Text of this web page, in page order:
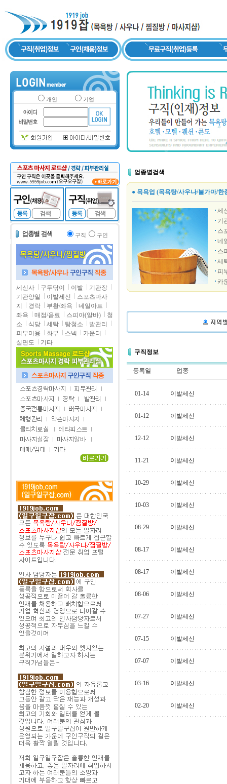
개인 기업
구직 구인
세신사 구두닦이 이발
기관장
기관양일
이발세신
스포츠마사
지
경락 부황/좌욕
네일아트
좌욕
매점/음료 스피아(알바)
청
소
식당 세탁 탕청소
발관리
피부미용
화부 스넥
카운터
실면도
기타
업종별검색
● 목욕업 (목욕탕/사우나/불가마/한
세
기
스
네
스
세
피
카
구직정보
등록일 업종
01-14 이발세신
01-12 이발세신
12-12 이발세신
11-21 이발세신
10-29 이발세신
10-03 이발세신
08-29 이발세신
08-17 이발세신
08-17 이발세신
08-06 이발세신
07-27 이발세신
07-15 이발세신
07-07 이발세신
03-16 이발세신
02-20 이발세신